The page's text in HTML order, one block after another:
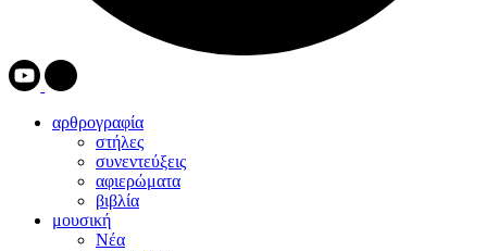
αρθρογραφία
στήλες
συνεντεύξεις
αφιερώματα
βιβλία
μουσική
Νέα